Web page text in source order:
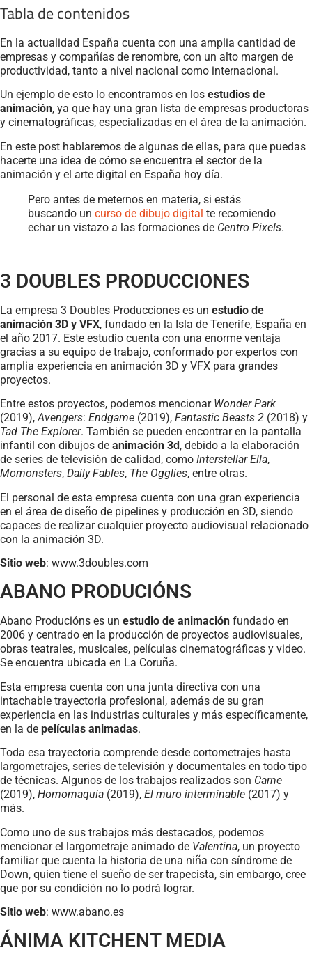
Tabla de contenidos
En la actualidad España cuenta con una amplia cantidad de
empresas y compañías de renombre, con un alto margen de
productividad, tanto a nivel nacional como internacional.
Un ejemplo de esto lo encontramos en los estudios de
animación, ya que hay una gran lista de empresas productoras
y cinematográficas, especializadas en el área de la animación.
En este post hablaremos de algunas de ellas, para que puedas
hacerte una idea de cómo se encuentra el sector de la
animación y el arte digital en España hoy día.
Pero antes de meternos en materia, si estás
buscando un curso de dibujo digital te recomiendo
echar un vistazo a las formaciones de Centro Pixels.
3 DOUBLES PRODUCCIONES
La empresa 3 Doubles Producciones es un estudio de
animación 3D y VFX, fundado en la Isla de Tenerife, España en
el año 2017. Este estudio cuenta con una enorme ventaja
gracias a su equipo de trabajo, conformado por expertos con
amplia experiencia en animación 3D y VFX para grandes
proyectos.
Entre estos proyectos, podemos mencionar Wonder Park
(2019),Avengers: Endgame (2019), Fantastic Beasts 2 (2018) y
Tad The Explorer. También se pueden encontrar en la pantalla
infantil con dibujos de animación 3d , debido a la elaboración
de series de televisión de calidad, como Interstellar Ella,
Momonsters, Daily Fables, The Ogglies, entre otras.
El personal de esta empresa cuenta con una gran experiencia
en el área de diseño de pipelines y producción en 3D, siendo
capaces de realizar cualquier proyecto audiovisual relacionado
con la animación 3D.
Sitio web: www.3doubles.com
ABANO PRODUCIÓNS
Abano Producións es un estudio de animación fundado en
2006 y centrado en la producción de proyectos audiovisuales,
obras teatrales, musicales, películas cinematográficas y video.
Se encuentra ubicada en La Coruña.
Esta empresa cuenta con una junta directiva con una
intachable trayectoria profesional, además de su gran
experiencia en las industrias culturales y más específicamente,
en la de películas animadas.
Toda esa trayectoria comprende desde cortometrajes hasta
largometrajes, series de televisión y documentales en todo tipo
de técnicas. Algunos de los trabajos realizados son Carne
(2019), Homomaquia (2019), El muro interminable (2017) y
más.
Como uno de sus trabajos más destacados, podemos
mencionar el largometraje animado de Valentina, un proyecto
familiar que cuenta la historia de una niña con síndrome de
Down, quien tiene el sueño de ser trapecista, sin embargo, cree
que por su condición no lo podrá lograr.
Sitio web: www.abano.es
ÁNIMA KITCHENT MEDIA